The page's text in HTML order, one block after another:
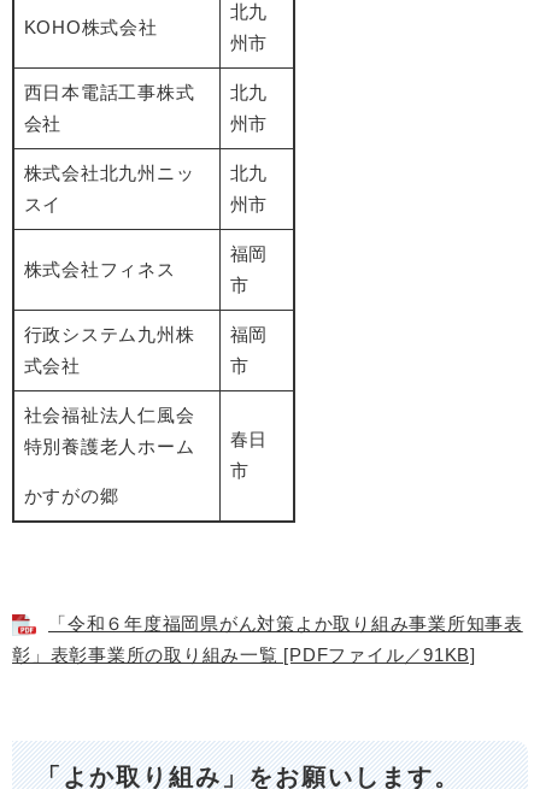
KOHO株式会社
北九
州市
西日本電話工事株式
会社
北九
州市
株式会社北九州ニッ
スイ
北九
州市
株式会社フィネス
福岡
市
行政システム九州株
式会社
福岡
市
社会福祉法人仁風会
特別養護老人ホーム
かすがの郷
春日
市
「令和６年度福岡県がん対策よか取り組み事業所知事表
彰」表彰事業所の取り組み一覧 [PDFファイル／91KB]
「よか取り組み」をお願いします。